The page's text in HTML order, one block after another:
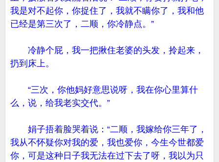
我是对不起你，你捉住了，我就不瞒你了，我和他
已经是第三次了，二顺，你冷静点。”
冷静个屁，我一把揪住老婆的头发，拎起来，
扔到床上。
“三次，你他妈好意思说呀，我在你心里算什
么，说，给我老实交代。”
娟子捂着脸哭着说：“二顺，我嫁给你三年了，
我从不怀疑你对我的爱，我也爱你，今生今世都爱
你，可是这种日子我无法在过下去了呀，我以为只